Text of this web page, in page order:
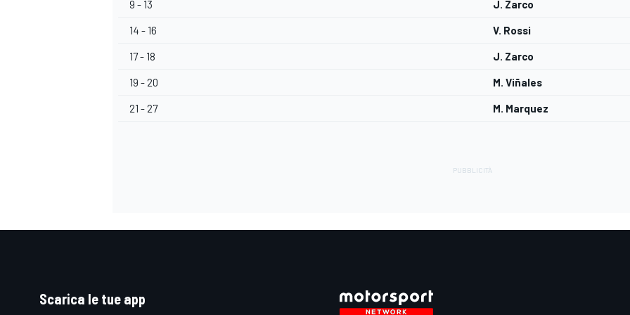
9 - 13 J. Zarco
14 - 16 V. Rossi
17 - 18 J. Zarco
19 - 20 M. Viñales
21 - 27 M. Marquez
Scarica le tue app